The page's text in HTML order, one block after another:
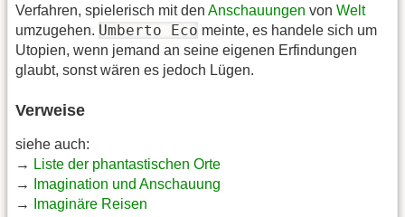
Verfahren, spielerisch mit den Anschauungen von Welt
umzugehen. Umberto Eco meinte, es handele sich um
Utopien, wenn jemand an seine eigenen Erfindungen
glaubt, sonst wären es jedoch Lügen.
Verweise
siehe auch:
→ Liste der phantastischen Orte
→
Imagination und Anschauung
→
Imaginäre Reisen